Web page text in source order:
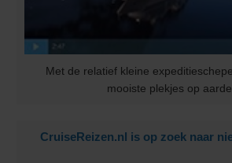
Met de relatief kleine
mooiste plekjes op
CruiseReizen.nl is op zoek naar